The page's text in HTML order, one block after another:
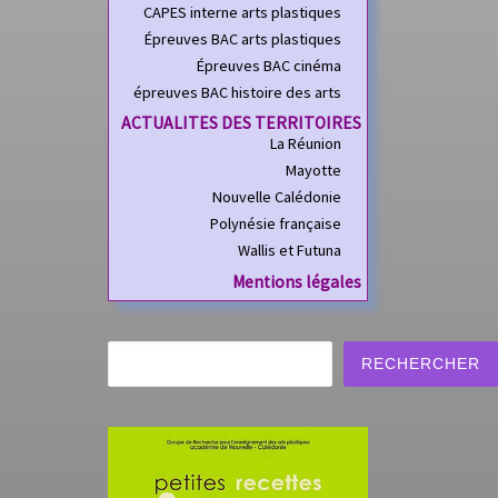
l’école primaire
Voici un diaporama sur la
construction d’une
séquence pédagogique
en arts visuels réalisé par
Madame Véronique
Coignac dans le cadre de
[…]
CAPES interne arts plastiques
Épreuves BAC arts plastiques
Épreuves BAC cinéma
épreuves BAC histoire des arts
ACTUALITES DES TERRITOIRES
La Réunion
Mayotte
Nouvelle Calédonie
Polynésie française
Wallis et Futuna
Mentions légales
RECHERCHER